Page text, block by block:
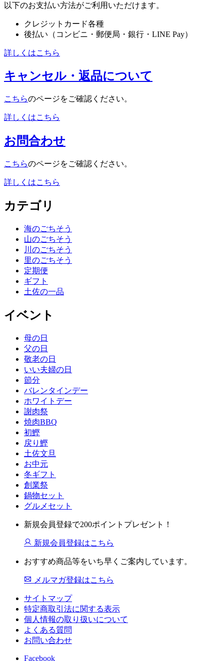
以下のお支払い方法がご利用いただけます。
クレジットカード各種
後払い（コンビニ・郵便局・銀行・LINE Pay）
詳しくはこちら
キャンセル・返品について
こちらのページをご確認ください。
詳しくはこちら
お問合わせ
こちらのページをご確認ください。
詳しくはこちら
カテゴリ
海のごちそう
山のごちそう
川のごちそう
里のごちそう
定期便
ギフト
土佐の一品
イベント
母の日
父の日
敬老の日
いい夫婦の日
節分
バレンタインデー
ホワイトデー
謝肉祭
焼肉BBQ
初鰹
戻り鰹
土佐文旦
お中元
冬ギフト
創業祭
鍋物セット
グルメセット
新規会員登録で200ポイントプレゼント！
新規会員登録はこちら
おすすめ商品等をいち早くご案内しています。
メルマガ登録はこちら
サイトマップ
特定商取引法に関する表示
個人情報の取り扱いについて
よくある質問
お問い合わせ
Facebook